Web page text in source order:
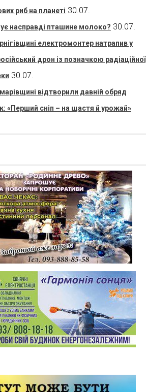
риб на планеті 30.07.
насправді пташине молоко? 30.07.
електромонтер натрапив у
дрон із позначкою радіаційної
30.07.
відтворили давній обряд
«Перший сніп – на щастя й урожай»